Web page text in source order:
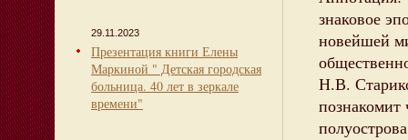
29.11.2023
Презентация книги Елены
Маркиной " Детская городская
больница. 40 лет в зеркале
времени"
знаковое
новейшей
Н.В.
познакомит